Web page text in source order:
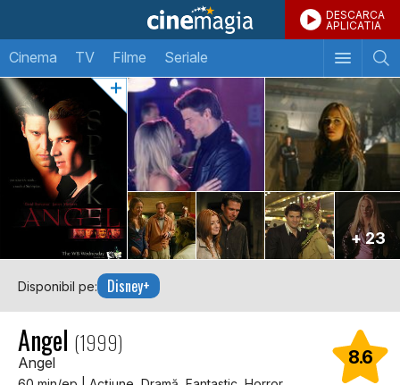
DESCARCA
APLICATIA
Cinema TV Filme Seriale
+ 23
Disponibil pe: Disney+
Angel (1999)
Angel 8.6